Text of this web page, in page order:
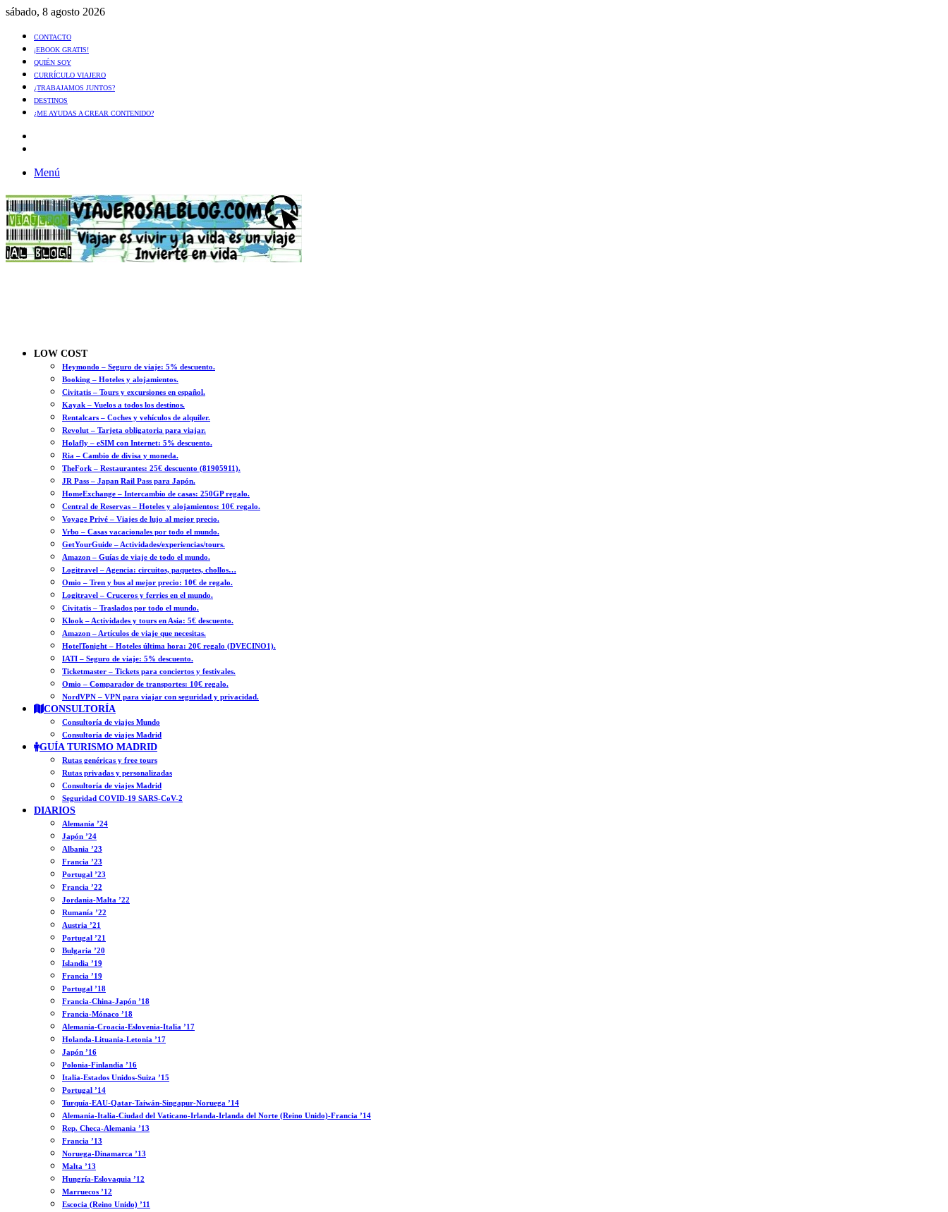
sábado, 8 agosto 2026
CONTACTO
¡EBOOK GRATIS!
QUIÉN SOY
CURRÍCULO VIAJERO
¿TRABAJAMOS JUNTOS?
DESTINOS
¿ME AYUDAS A CREAR CONTENIDO?
Menú
LOW COST
Heymondo – Seguro de viaje: 5% descuento.
Booking – Hoteles y alojamientos.
Civitatis – Tours y excursiones en español.
Kayak – Vuelos a todos los destinos.
Rentalcars – Coches y vehículos de alquiler.
Revolut – Tarjeta obligatoria para viajar.
Holafly – eSIM con Internet: 5% descuento.
Ria – Cambio de divisa y moneda.
TheFork – Restaurantes: 25€ descuento (81905911).
JR Pass – Japan Rail Pass para Japón.
HomeExchange – Intercambio de casas: 250GP regalo.
Central de Reservas – Hoteles y alojamientos: 10€ regalo.
Voyage Privé – Viajes de lujo al mejor precio.
Vrbo – Casas vacacionales por todo el mundo.
GetYourGuide – Actividades/experiencias/tours.
Amazon – Guías de viaje de todo el mundo.
Logitravel – Agencia: circuitos, paquetes, chollos…
Omio – Tren y bus al mejor precio: 10€ de regalo.
Logitravel – Cruceros y ferries en el mundo.
Civitatis – Traslados por todo el mundo.
Klook – Actividades y tours en Asia: 5€ descuento.
Amazon – Artículos de viaje que necesitas.
HotelTonight – Hoteles última hora: 20€ regalo (DVECINO1).
IATI – Seguro de viaje: 5% descuento.
Ticketmaster – Tickets para conciertos y festivales.
Omio – Comparador de transportes: 10€ regalo.
NordVPN – VPN para viajar con seguridad y privacidad.
CONSULTORÍA
Consultoría de viajes Mundo
Consultoría de viajes Madrid
GUÍA TURISMO MADRID
Rutas genéricas y free tours
Rutas privadas y personalizadas
Consultoría de viajes Madrid
Seguridad COVID-19 SARS-CoV-2
DIARIOS
Alemania ’24
Japón ’24
Albania ’23
Francia ’23
Portugal ’23
Francia ’22
Jordania-Malta ’22
Rumanía ’22
Austria ’21
Portugal ’21
Bulgaria ’20
Islandia ’19
Francia ’19
Portugal ’18
Francia-China-Japón ’18
Francia-Mónaco ’18
Alemania-Croacia-Eslovenia-Italia ’17
Holanda-Lituania-Letonia ’17
Japón ’16
Polonia-Finlandia ’16
Italia-Estados Unidos-Suiza ’15
Portugal ’14
Turquía-EAU-Qatar-Taiwán-Singapur-Noruega ’14
Alemania-Italia-Ciudad del Vaticano-Irlanda-Irlanda del Norte (Reino Unido)-Francia ’14
Rep. Checa-Alemania ’13
Francia ’13
Noruega-Dinamarca ’13
Malta ’13
Hungría-Eslovaquia ’12
Marruecos ’12
Escocia (Reino Unido) ’11